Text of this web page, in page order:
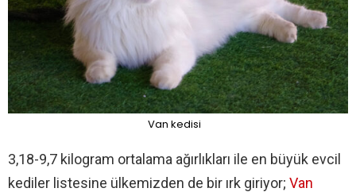
Van kedisi
3,18-9,7 kilogram ortalama ağırlıkları ile en büyük evcil
kediler listesine ülkemizden de bir ırk giriyor; Van